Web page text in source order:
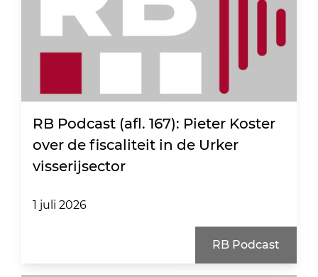
RB Podcast (afl. 167): Pieter Koster
over de fiscaliteit in de Urker
visserijsector
1 juli 2026
RB Podcast